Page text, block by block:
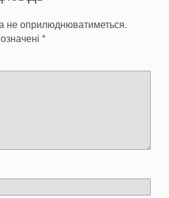
не оприлюднюватиметься.
*